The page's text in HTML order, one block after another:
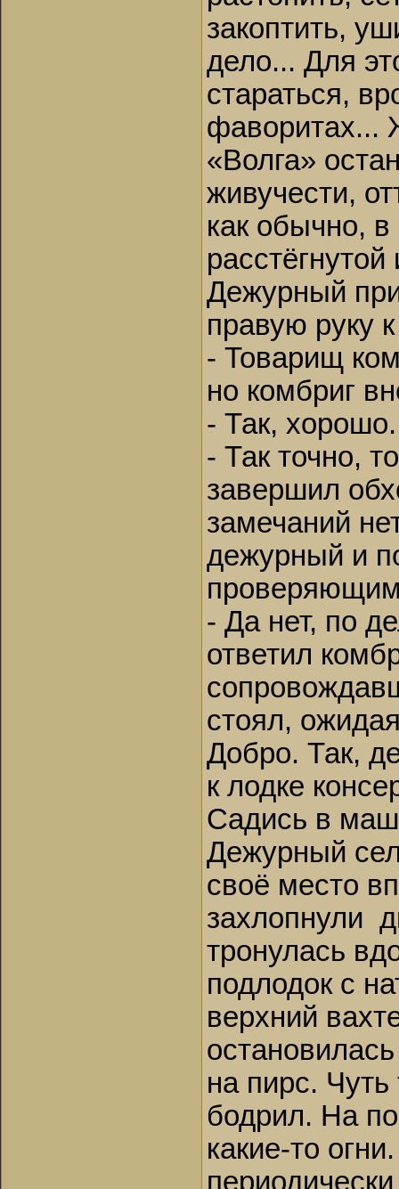
закоптить,
дело... Для
стараться,
фаворитах...
«Волга»
живучести,
как обычно,
расстёгнутой
Дежурный
правую руку
- Товарищ
но комбриг
- Так,
- Так точно,
завершил
замечаний
дежурный и
- Да нет, по
ответил
стоял,
Добро. Так,
к лодке
Садись в
Дежурный
своё место
захлопнули
тронулась
подлодок с
верхний
на пирс.
бодрил. На
какие-то